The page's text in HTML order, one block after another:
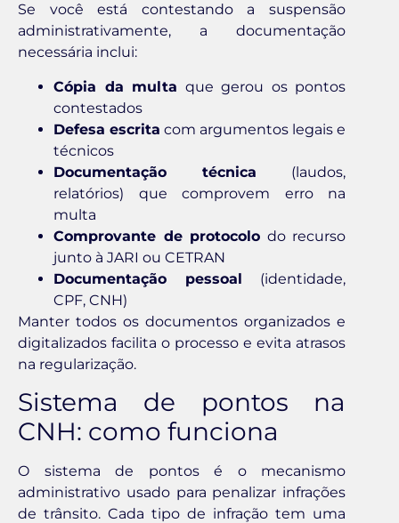
Se você está contestando a suspensão
administrativamente, a documentação
necessária inclui:
Cópia da multa que gerou os pontos
contestados
Defesa escrita com argumentos legais e
técnicos
Documentação técnica (laudos,
relatórios) que comprovem erro na
multa
Comprovante de protocolo do recurso
junto à JARI ou CETRAN
Documentação pessoal (identidade,
CPF, CNH)
Manter todos os documentos organizados e
digitalizados facilita o processo e evita atrasos
na regularização.
Sistema de pontos na
CNH: como funciona
O sistema de pontos é o mecanismo
administrativo usado para penalizar infrações
de trânsito. Cada tipo de infração tem uma